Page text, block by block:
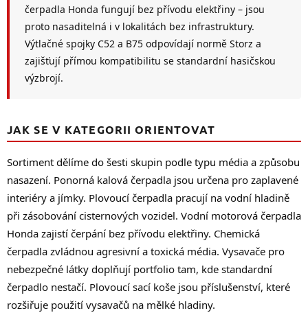
s
u
čerpadla Honda fungují bez přívodu elektřiny – jsou
proto nasaditelná i v lokalitách bez infrastruktury.
Výtlačné spojky C52 a B75 odpovídají normě Storz a
zajišťují přímou kompatibilitu se standardní hasičskou
výzbrojí.
JAK SE V KATEGORII ORIENTOVAT
Sortiment dělíme do šesti skupin podle typu média a způsobu
nasazení. Ponorná kalová čerpadla jsou určena pro zaplavené
interiéry a jímky. Plovoucí čerpadla pracují na vodní hladině
při zásobování cisternových vozidel. Vodní motorová čerpadla
Honda zajistí čerpání bez přívodu elektřiny. Chemická
čerpadla zvládnou agresivní a toxická média. Vysavače pro
nebezpečné látky doplňují portfolio tam, kde standardní
čerpadlo nestačí. Plovoucí sací koše jsou příslušenství, které
rozšiřuje použití vysavačů na mělké hladiny.